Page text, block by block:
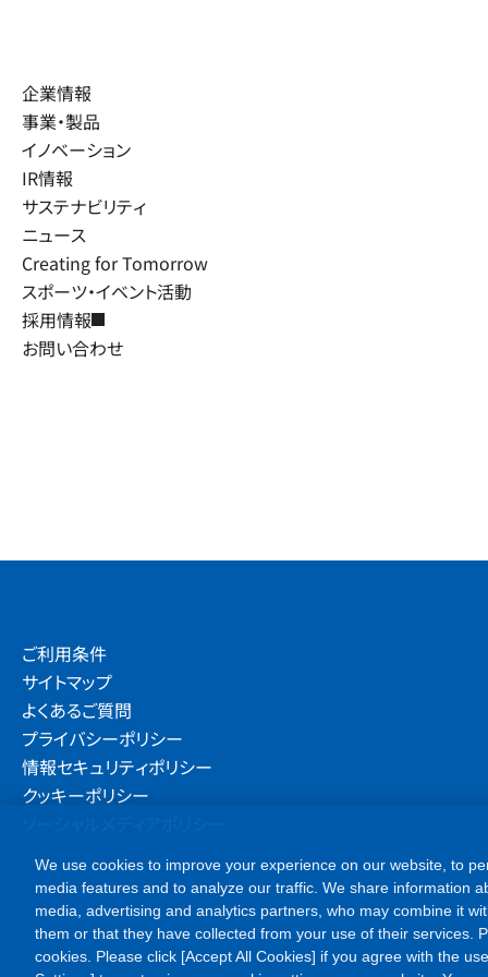
企業情報
事業・製品
イノベーション
IR情報
サステナビリティ
ニュース
Creating for Tomorrow
スポーツ・イベント活動
採用情報
お問い合わせ
ご利用条件
サイトマップ
よくあるご質問
プライバシーポリシー
情報セキュリティポリシー
クッキーポリシー
We use cookies to improve your experience on our website, to
media features and to analyze our traffic. We share information
media, advertising and analytics partners, who may combine it
them or that they have collected from your use of their services.
cookies. Please click [Accept All Cookies] if you agree with the